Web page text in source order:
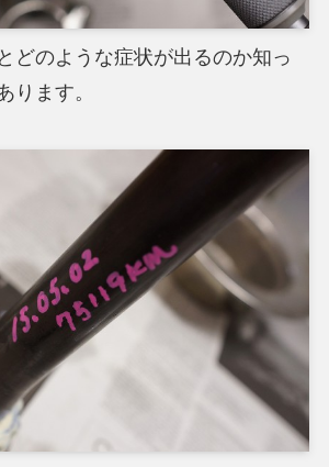
どのような症状が出るのか知っ
ります。